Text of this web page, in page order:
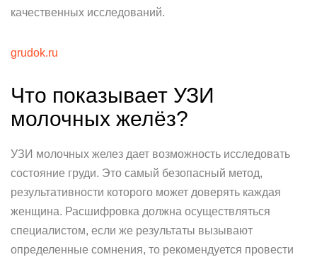
качественных исследований.
grudok.ru
Что показывает УЗИ
молочных желёз?
УЗИ молочных желез дает возможность исследовать
состояние груди. Это самый безопасный метод,
результативности которого может доверять каждая
женщина. Расшифровка должна осуществляться
специалистом, если же результаты вызывают
определенные сомнения, то рекомендуется провести